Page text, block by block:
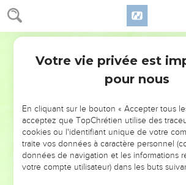
Romains 1
27 et de même les hommes, abandonnant
naturelles avec la femme, se sont
homme avec homme, et reçoivent en
que mérite leur égarement.
Dieu, Dieu les a livrés à une mentalité
commettre des choses indignes ;
ils sont remplis de toute espèce
méchanceté, de cupidité, de perfidie ;
meurtre, de discorde, de fraude, de vice ;
Votre vie privée est
pour nous
En cliquant sur le bouton « Accepter tous
acceptez que TopChrétien utilise des
cookies ou l'identifiant unique de votre
traite vos données à caractère personnel
données de navigation et les informations
votre compte utilisateur) dans les buts